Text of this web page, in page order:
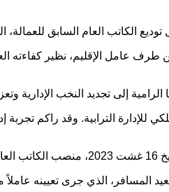
الكاتب العام السابق
عامل الإقليم، نظير كفاءته
إلى تجديد النخب الإدارية
المزداد سنة 1970 بمدينة سطات، هو خريج الفوج 32 من
المسافر، الذي جرى تعيينه